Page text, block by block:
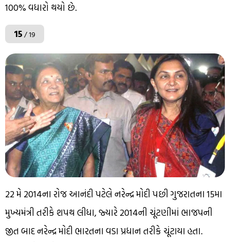
100% વધારો થયો છે.
15/ 19
22 મે 2014ના રોજ આનંદી પટેલે નરેન્દ્ર મોદી પછી ગુજરાતના 15મા
મુખ્યમંત્રી તરીકે શપથ લીધા, જ્યારે 2014ની ચૂંટણીમાં ભાજપની
જીત બાદ નરેન્દ્ર મોદી ભારતના વડા પ્રધાન તરીકે ચૂંટાયા હતા.